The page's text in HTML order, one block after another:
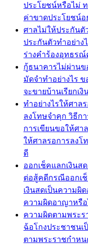
ประโยชน์หรือไม่
ค่าขาดประโยชน์อ
ศาลไม่ให้ประกันตั
ประกันตัวทำอย่าง
ร่างคำร้องอุทธรณ์
กู้ธนาคารไม่ผ่านข
มัดจำทำอย่างไร
จะขายบ้านเรียกเ
ทำอย่างไรให้ศาล
ลงโทษจำคุก วิธีก
การเขียนขอให้ศา
ให้ศาลรอการลงโ
ดี
ออกเช็คแลกเงินส
ต่อสู้คดีกรณีออกเช็
เงินสดเป็นความผิ
ความผิดอาญาหรื
ความผิดตามพระร
ฉ้อโกงประชาชนเ
ตามพระราชกำหน